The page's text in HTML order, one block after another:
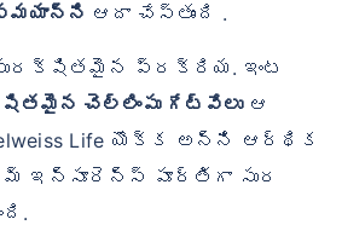
ఆదా చేస్తుంది .
ప్రక్రియ. ఇంట
చెల్లింపు గేట్‌వేలుఆ
Life యొక్క అన్ని ఆర్థిక
ఇన్సూరెన్స్ పూర్తిగా సుర